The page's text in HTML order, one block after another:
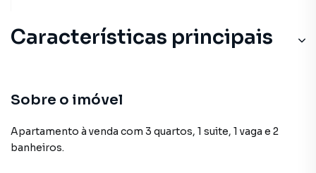
Características principais
Andar Alto
Elevador
Sobre o imóvel
Apartamento à venda com 3 quartos, 1 suite, 1 vaga e 2
banheiros.